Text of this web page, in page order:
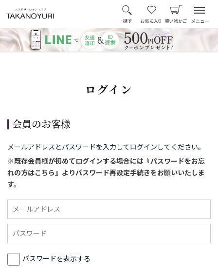
ログイン
会員のお客様
メールアドレスとパスワードを入力してログインしてください。
※既存会員様が初めてログインする場合には『パスワードをお忘
れの方はこちら』よりパスワード再設定手続きをお願いいたしま
す。
パスワードを表示する